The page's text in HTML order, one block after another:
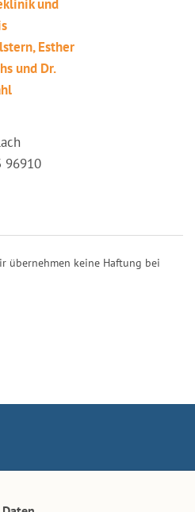
und
Esther
und Dr.
96910
übernehmen keine Haftung bei